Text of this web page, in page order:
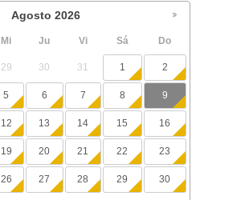
Agosto 2026
Mi Ju Vi Sá Do
29 30 31 1 2
5 6 7 8 9
12 13 14 15 16
19 20 21 22 23
26 27 28 29 30